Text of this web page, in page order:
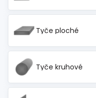
Tyče ploché
Tyče kruhové